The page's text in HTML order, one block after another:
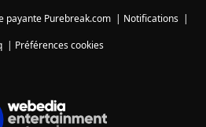
payante Purebreak.com | Notifications |
| Préférences cookies